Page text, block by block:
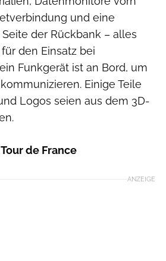
und eine
der Rückbank – alles
den Einsatz bei
Funkgerät ist an Bord, um
Einige Teile
Logos seien aus dem 3D-
de France
ANZEIGE